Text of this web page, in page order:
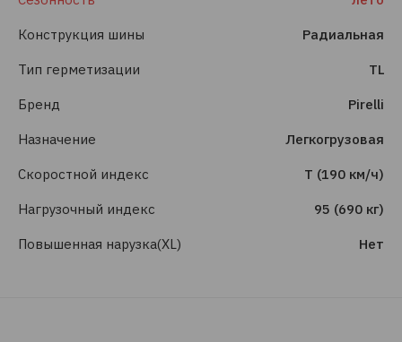
Конструкция шины Радиальная
Тип герметизации TL
Бренд Pirelli
Назначение Легкогрузовая
Скоростной индекс T (190 км/ч)
Нагрузочный индекс 95 (690 кг)
Повышенная нарузка(XL) Нет